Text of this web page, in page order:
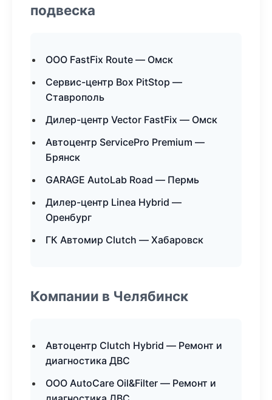
подвеска
ООО FastFix Route — Омск
Сервис-центр Box PitStop —
Ставрополь
Дилер-центр Vector FastFix — Омск
Автоцентр ServicePro Premium —
Брянск
GARAGE AutoLab Road — Пермь
Дилер-центр Linea Hybrid —
Оренбург
ГК Автомир Clutch — Хабаровск
Компании в Челябинск
Автоцентр Clutch Hybrid — Ремонт и
диагностика ДВС
ООО AutoCare Oil&Filter — Ремонт и